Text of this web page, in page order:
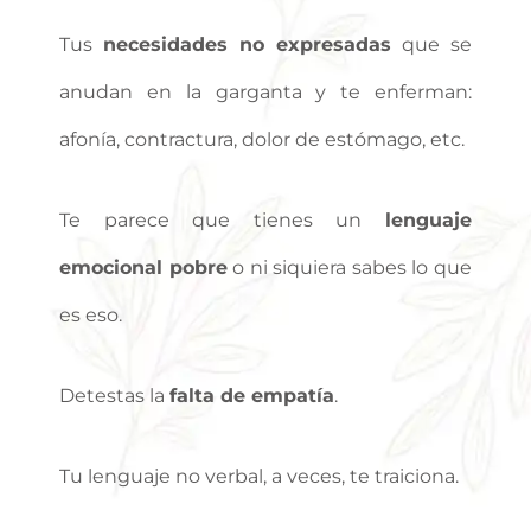
Tus necesidades no expresadas que se
anudan en la garganta y te enferman:
afonía, contractura, dolor de estómago, etc.
Te parece que tienes un lenguaje
emocional pobreo ni siquiera sabes lo que
es eso.
Detestas la falta de empatía.
Tu lenguaje no verbal, a veces, te traiciona.